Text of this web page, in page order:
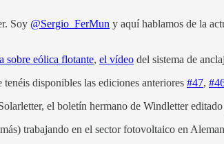
Soy @Sergio_FerMun y aquí hablamos de la
sobre eólica flotante, el vídeo del sistema de
disponibles las ediciones anteriores #47,
el boletín hermano de Windletter
trabajando en el sector fotovoltaico en